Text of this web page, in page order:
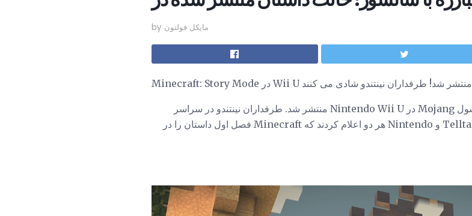
by مایکل فولتون
Minecraft: Story Mode در Wii U منتشر شد! طرفداران نینتندو شادی می کنند
چند هفته قبل در تاریخ 17 دسامبر 2015، نوع کنسول Mojang در Nintendo Wii U منتشر شد. طرفداران نینتندو در سراسر
جهان یک بار دیگر خوشحال شدند که Telltale Games و Nintendo هر دو اعلام کردند که Minecraft فصل اول داستان را در